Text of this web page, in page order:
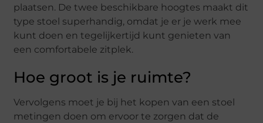
plaatsen. De twee beschikbare hoogtes maakt dit
type stoel superhandig, omdat je er je werk mee
kunt doen en tegelijkertijd kunt genieten van
een comfortabele zitplek.
Hoe groot is je ruimte?
Vervolgens moet je bij het kopen van een stoel
metingen doen om ervoor te zorgen dat de